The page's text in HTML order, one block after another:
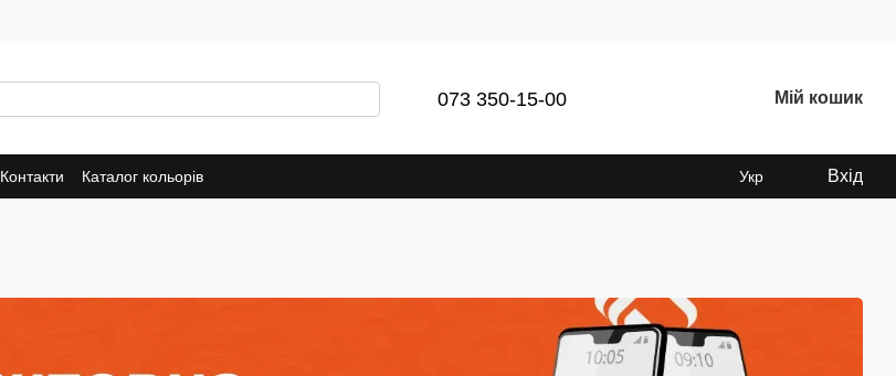
073 350-15-00 Мій кошик
Контакти Каталог кольорів Укр Вхід